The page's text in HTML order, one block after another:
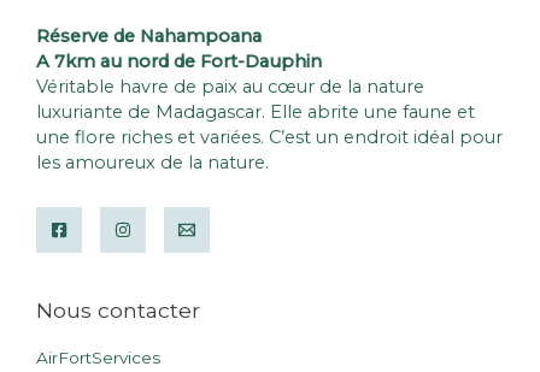
Réserve de Nahampoana
A 7km au nord de Fort-Dauphin
Véritable havre de paix au cœur de la nature
luxuriante de Madagascar. Elle abrite une faune et
une flore riches et variées. C’est un endroit idéal pour
les amoureux de la nature.
Nous contacter
AirFortServices